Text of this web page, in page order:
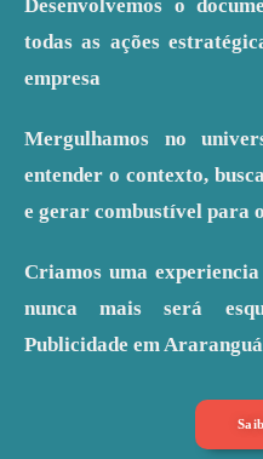
Desenvolvemos o
todas as ações
empresa
Mergulhamos no
entender o contexto,
e gerar combustível para
Criamos uma
nunca mais será
Publicidade em